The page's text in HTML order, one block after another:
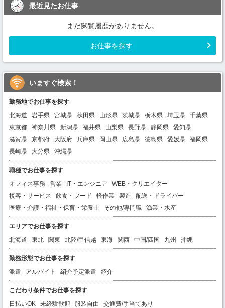
最近見たお仕事
まだ閲覧履歴がありません。
お仕事を探す
いますぐ検索！
勤務地でお仕事を探す
北海道
岩手県 宮城県 秋田県 山形県 茨城県 栃木県 埼玉県
千葉県
東京都
神奈川県 新潟県 福井県 山梨県 長野県 静岡県
愛知県
滋賀県
京都府 大阪府 兵庫県 岡山県 広島県 徳島県 愛媛県
福岡県
長崎県
大分県 沖縄県
職種でお仕事を探す
オフィス事務
営業 IT・エンジニア
WEB・クリエイター
接客・サービス
飲食・フード 軽作業 製造
配送・ドライバー
医療・介護・福祉・保育・栄養士
その他/専門職 漁業・水産
エリアでお仕事を探す
北海道
東北 関東 北陸/甲信越 東海 関西 中国/四国 九州 沖縄
勤務形態でお仕事を探す
派遣
アルバイト 紹介予定派遣 紹介
こだわり条件でお仕事を探す
日払いOK
未経験歓迎 服装自由
交通費/手当てあり